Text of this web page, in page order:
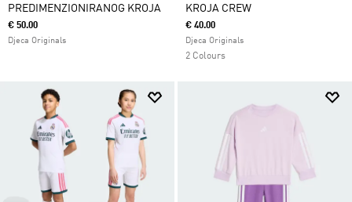
PREDIMENZIONIRANOG KROJA
€ 50.00
Djeca Originals
KROJA CREW
€ 40.00
Djeca Originals
2 Colours